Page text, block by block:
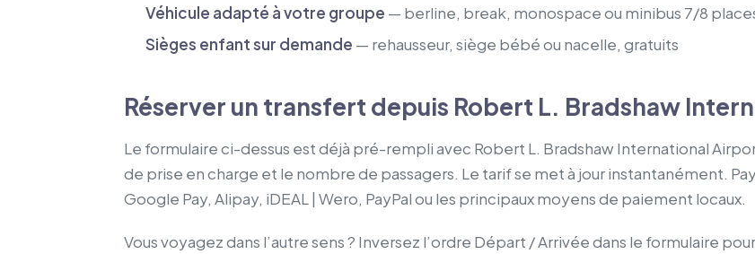
Véhicule adapté à votre groupe — berline, break, monospace ou minibus 7/8
Sièges enfant sur demande — rehausseur, siège bébé ou nacelle, gratuits
Réserver un transfert depuis Robert L. Bradshaw
Le formulaire ci-dessus est déjà pré-rempli avec Robert L. Bradshaw International
de prise en charge et le nombre de passagers. Le tarif se met à jour instantanément.
Google Pay, Alipay, iDEAL | Wero, PayPal ou les principaux moyens de paiement locaux.
Vous voyagez dans l’autre sens ? Inversez l’ordre Départ / Arrivée dans le formulaire